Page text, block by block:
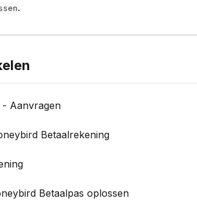
.
- Aanvragen
Betaalrekening
Betaalpas oplossen